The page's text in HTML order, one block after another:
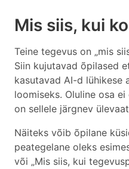
Mis siis, kui
Teine tegevus on „mis
Siin kujutavad õpilased
kasutavad AI-d
loomiseks. Oluline osa
on sellele järgnev
Näiteks võib õpilane
peategelane oleks
või „Mis siis, kui